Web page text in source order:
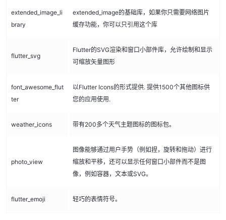
extended_image_li
brary
extended_image的基础库，如果你只需要网络图片
缓存功能，你可以只引用这个库
flutter_svg
Flutter的SVG渲染和窗口小部件库，允许绘制和显示
可缩放矢量图形
font_awesome_flut
ter
以Flutter Icons的形式提供. 提供1500个其他图标供
您的应用使用.
weather_icons 带有200多个天气主题图标的图标包。
photo_view
图像能够通过用户手势（例如捏，旋转和拖动）进行
缩放和平移，还可以显示任何窗口小部件而不是图
像，例如容器，文本或SVG。
flutter_emoji 轻巧的表情符号。